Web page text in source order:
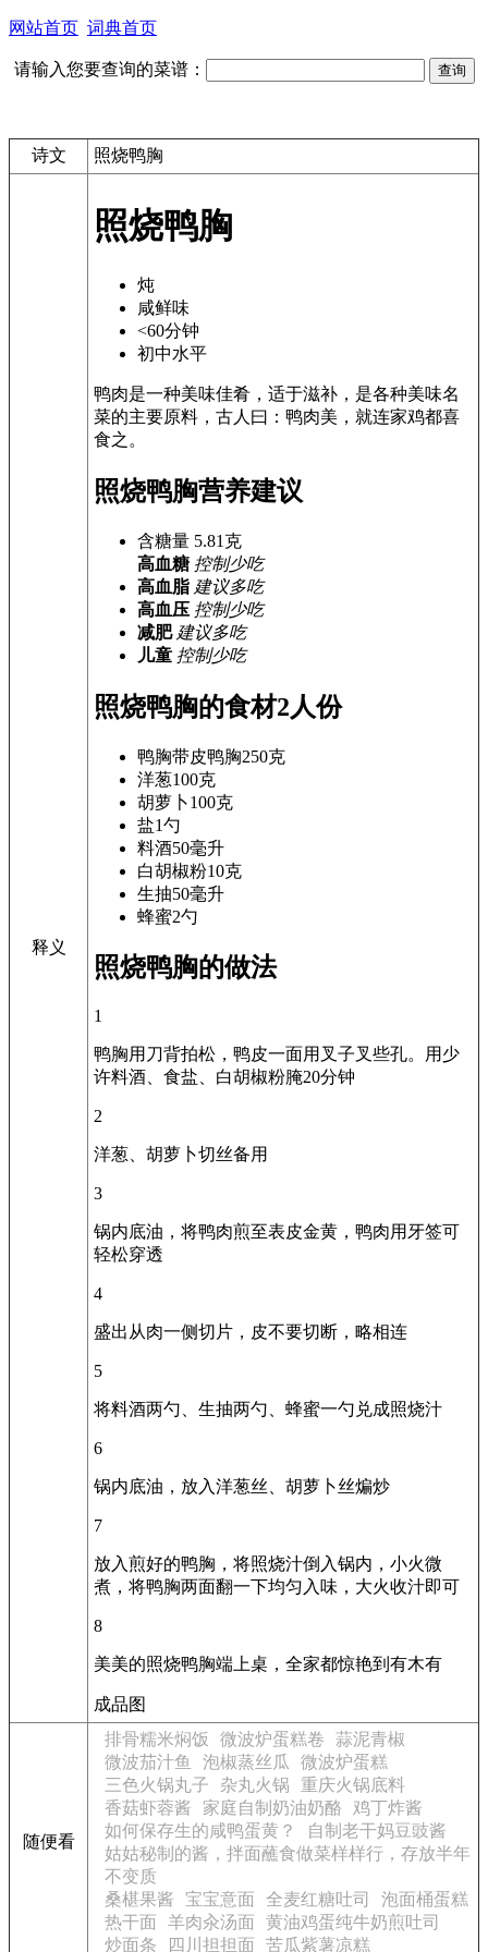
网站首页 词典首页
请输入您要查询的菜谱：
诗文 照烧鸭胸
释义
照烧鸭胸
炖
咸鲜味
<60分钟
初中水平
鸭肉是一种美味佳肴，适于滋补，是各种美味名
菜的主要原料，古人曰：鸭肉美，就连家鸡都喜
食之。
照烧鸭胸营养建议
含糖量 5.81 克
高血糖 控制少吃
高血脂 建议多吃
高血压 控制少吃
减肥 建议多吃
儿童 控制少吃
照烧鸭胸的食材2人份
鸭胸带皮鸭胸250克
洋葱100克
胡萝卜100克
盐1勺
料酒50毫升
白胡椒粉10克
生抽50毫升
蜂蜜2勺
照烧鸭胸的做法
1
鸭胸用刀背拍松，鸭皮一面用叉子叉些孔。用少
许料酒、食盐、白胡椒粉腌20分钟
2
洋葱、胡萝卜切丝备用
3
锅内底油，将鸭肉煎至表皮金黄，鸭肉用牙签可
轻松穿透
4
盛出从肉一侧切片，皮不要切断，略相连
5
将料酒两勺、生抽两勺、蜂蜜一勺兑成照烧汁
6
锅内底油，放入洋葱丝、胡萝卜丝煸炒
7
放入煎好的鸭胸，将照烧汁倒入锅内，小火微
煮，将鸭胸两面翻一下均匀入味，大火收汁即可
8
美美的照烧鸭胸端上桌，全家都惊艳到有木有
成品图
随便看
排骨糯米焖饭 微波炉蛋糕卷
蒜泥青椒
微波茄汁鱼
泡椒蒸丝瓜
微波炉蛋糕
三色火锅丸子
杂丸火锅
重庆火锅底料
香菇虾蓉酱
家庭自制奶油奶酪
鸡丁炸酱
如何保存生的咸鸭蛋黄？
自制老干妈豆豉酱
姑姑秘制的酱，拌面蘸食做菜样样行，存放半年
不变质
桑椹果酱
宝宝意面 全麦红糖吐司
泡面桶蛋糕
热干面
羊肉汆汤面
黄油鸡蛋纯牛奶煎吐司
炒面条
四川担担面 苦瓜紫薯凉糕